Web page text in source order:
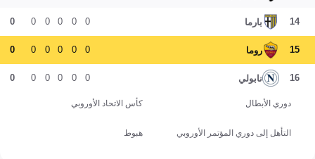
14 بارما 0
0
0
0
0
0
15 روما 0
0
0
0
0
0
16 نابولي 0
0
0
0
0
0
دوري الأبطال كأس الاتحاد الأوروبي
التأهل إلى دوري المؤتمر الأوروبي هبوط